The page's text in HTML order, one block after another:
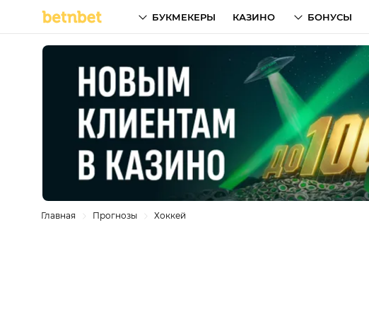
БУКМЕКЕРЫ КАЗИНО БОНУСЫ
Главная Прогнозы Хоккей